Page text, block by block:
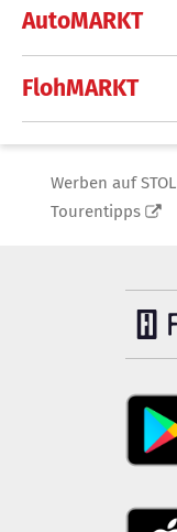
AutoMARKT
FlohMARKT
Werben auf STOL
Tourentipps